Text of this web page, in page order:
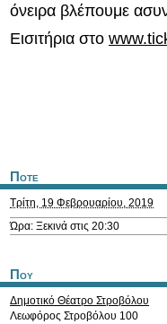
όνειρα βλέπουμε
Εισιτήρια στο
Ποτε
Τρίτη, 19 Φεβρουαρίου, 2019
Ώρα: Ξεκινά στις 20:30
Που
Δημοτικό Θέατρο Στροβόλου
Λεωφόρος Στροβόλου 100